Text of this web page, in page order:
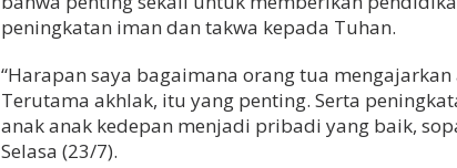
r
i
n
a
N
peningkatan iman dan takwa kepada Tuhan.
“Harapan saya bagaimana orang tua
Terutama akhlak, itu yang penting. Serta
anak anak kedepan menjadi pribadi yang baik,
Selasa (23/7).